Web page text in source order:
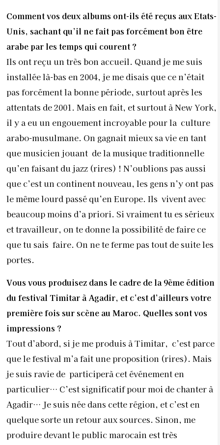
Comment vos deux albums ont-ils été reçus aux Etats-
Unis, sachant qu’il ne fait pas forcément bon être
arabe par les temps qui courent ?
Ils ont reçu un très bon accueil. Quand je me suis
installée là-bas en 2004, je me disais que ce n’était
pas forcément la bonne période, surtout après les
attentats de 2001. Mais en fait, et surtout à New York,
il y a eu un engouement incroyable pour la culture
arabo-musulmane. On gagnait mieux sa vie en tant
que musicien jouant de la musique traditionnelle
qu’en faisant du jazz (rires) ! N’oublions pas aussi
que c’est un continent nouveau, les gens n’y ont pas
le même lourd passé qu’en Europe. Ils vivent avec
beaucoup moins d’a priori. Si vraiment tu es sérieux
et travailleur, on te donne la possibilité de faire ce
que tu sais faire. On ne te ferme pas tout de suite les
portes.
Vous vous produisez dans le cadre de la 9ème édition
du festival Timitar à Agadir, et c’est d’ailleurs votre
première fois sur scène au Maroc. Quelles sont vos
impressions ?
Tout d’abord, si je me produis à Timitar, c’est parce
que le festival m’a fait une proposition (rires). Mais
je suis ravie de participerà cet événement en
particulier… C’est significatif pour moi de chanter à
Agadir… Je suis née dans cette région, et c’est en
quelque sorte un retour aux sources. Sinon, me
produire devant le public marocain est très